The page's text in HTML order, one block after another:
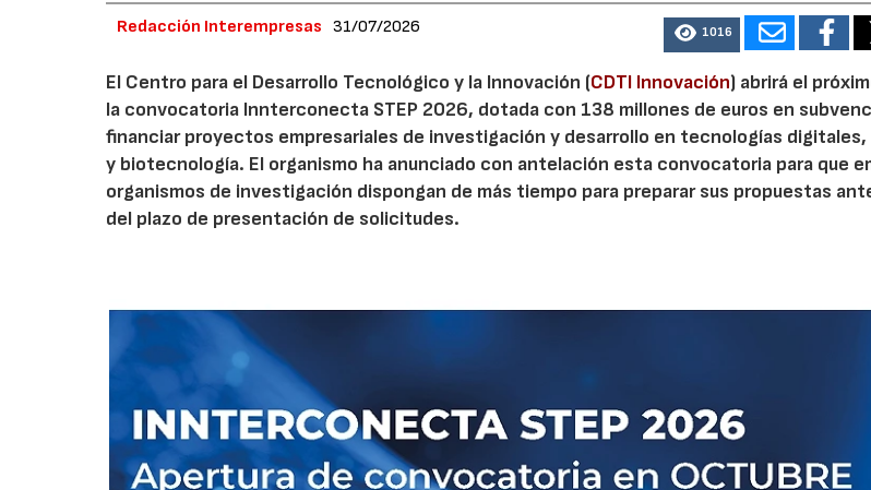
Redacción Interempresas 31/07/2026 1016
El Centro para el Desarrollo Tecnológico y la Innovación (CDTI Innovación) abrirá el
la convocatoria Innterconecta STEP 2026, dotada con 138 millones de euros en
financiar proyectos empresariales de investigación y desarrollo en tecnologías
y biotecnología. El organismo ha anunciado con antelación esta convocatoria para que
organismos de investigación dispongan de más tiempo para preparar sus propuestas
del plazo de presentación de solicitudes.